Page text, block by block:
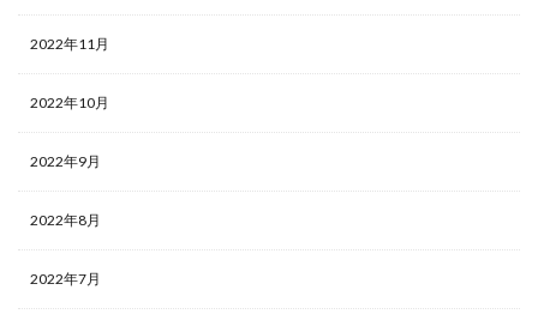
2022年11月
2022年10月
2022年9月
2022年8月
2022年7月